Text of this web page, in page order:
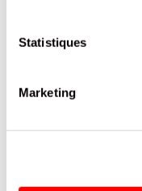
Statistiques
Marketing